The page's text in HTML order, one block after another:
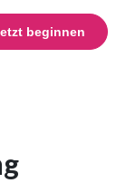
beginnen